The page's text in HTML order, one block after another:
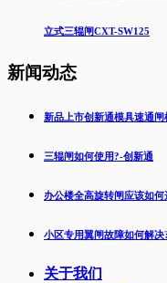
立式三辊闸CXT-SW125
新闻动态
新品上市创新通模具速通
三辊闸如何使用?-创新通
办公楼全高旋转闸应该如何
小区专用翼闸故障如何解
关于我们